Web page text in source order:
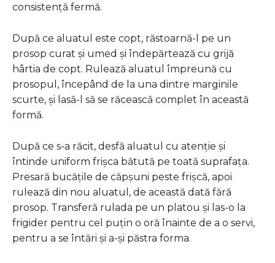
consistență fermă.
După ce aluatul este copt, răstoarnă-l pe un
prosop curat și umed și îndepărtează cu grijă
hârtia de copt. Rulează aluatul împreună cu
prosopul, începând de la una dintre marginile
scurte, și lasă-l să se răcească complet în această
formă.
După ce s-a răcit, desfă aluatul cu atenție și
întinde uniform frișca bătută pe toată suprafața.
Presară bucățile de căpșuni peste frișcă, apoi
rulează din nou aluatul, de această dată fără
prosop. Transferă rulada pe un platou și las-o la
frigider pentru cel puțin o oră înainte de a o servi,
pentru a se întări și a-și păstra forma.